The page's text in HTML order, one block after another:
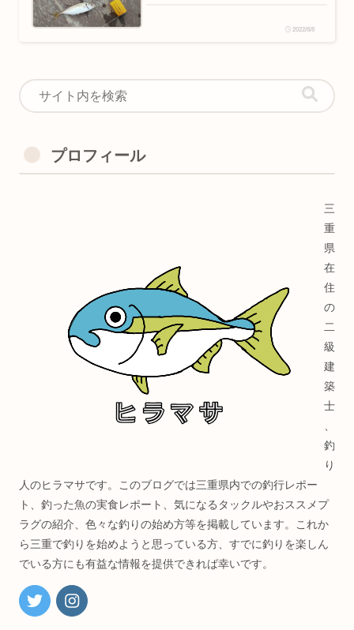
2022/8/8
プロフィール
三
重
県
在
住
の
二
級
建
築
士
釣
り
人のヒラマサです。このブログでは三重県内での釣行レポー
ト、釣った魚の実食レポート、気になるタックルやおススメプ
ラグの紹介、色々な釣りの始め方等を掲載しています。これか
ら三重で釣りを始めようと思っている方、すでに釣りを楽しん
でいる方にも有益な情報を提供できれば幸いです。